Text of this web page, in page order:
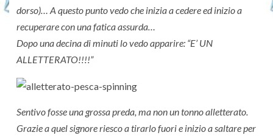
dorso)… A questo punto vedo che inizia a cedere ed inizio a
recuperare con una fatica assurda…
Dopo una decina di minuti lo vedo apparire: “E’ UN
ALLETTERATO!!!!”
Sentivo fosse una grossa preda, ma non un tonno alletterato.
Grazie a quel signore riesco a tirarlo fuori e inizio a saltare per